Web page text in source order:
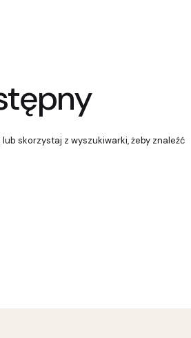
skorzystaj z wyszukiwarki, żeby znaleźć